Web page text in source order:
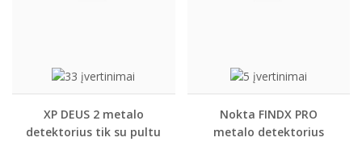
XP DEUS 2 metalo
detektorius tik su pultu
Nokta FINDX PRO
metalo detektorius